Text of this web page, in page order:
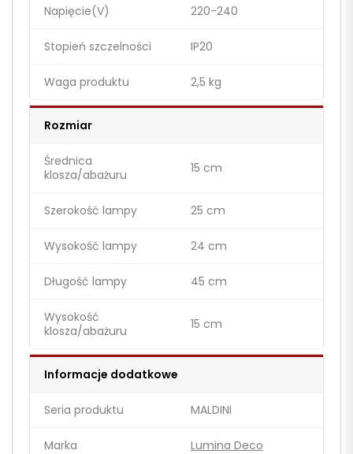
Napięcie(V) 220-240
Stopień szczelności IP20
Waga produktu 2,5 kg
Rozmiar
Średnica
klosza/abażuru
15 cm
Szerokość lampy 25 cm
Wysokość lampy 24 cm
Długość lampy 45 cm
Wysokość
klosza/abażuru
15 cm
Informacje dodatkowe
Seria produktu MALDINI
Marka Lumina Deco